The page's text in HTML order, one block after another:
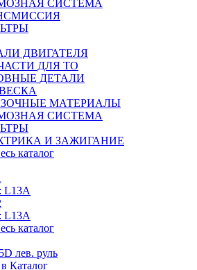
СИСТЕМА
ДВИГАТЕЛЯ
ДЛЯ ТО
ДЕТАЛИ
МАТЕРИАЛЫ
СИСТЕМА
И ЗАЖИГАНИЕ
каталог
L13A
L13A
каталог
лев. руль
Каталог